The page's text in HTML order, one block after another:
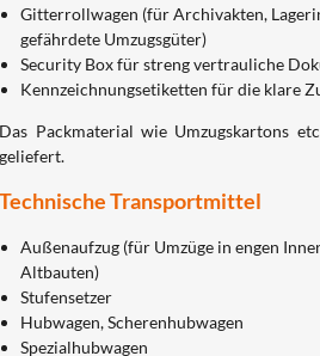
Gitterrollwagen (für Archivakten,
gefährdete Umzugsgüter)
Security Box für streng vertrauliche
Kennzeichnungsetiketten für die klare
Das Packmaterial wie Umzugskartons
geliefert.
Technische Transportmittel
Außenaufzug (für Umzüge in engen
Altbauten)
Stufensetzer
Hubwagen, Scherenhubwagen
Spezialhubwagen